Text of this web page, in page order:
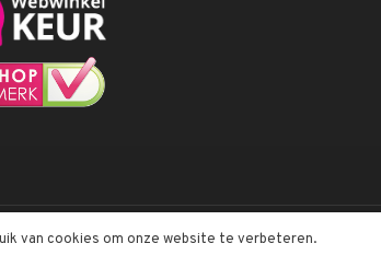
van cookies om onze website te verbeteren.